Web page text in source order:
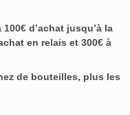
d’achat jusqu’à la
en relais et 300€ à
de bouteilles, plus les